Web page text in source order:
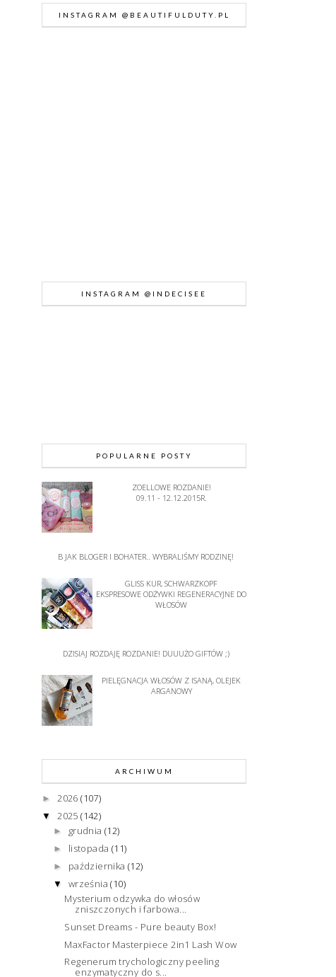
INSTAGRAM @BEAUTIFULDUTY.PL
INSTAGRAM @INDECISEE
POPULARNE POSTY
ZOELLOWE ROZDANIE!
09.11 - 12.12.2015R.
B JAK BLOGER I BOHATER.. WYBRALIŚMY RODZINĘ!
GLISS KUR, SCHWARZKOPF
EKSPRESOWE ODŻYWKI REGENERACYJNE DO
WŁOSÓW
DZISIAJ ROZDAJĘ ROZDANIE! DUUUŻO GIFTÓW ;)
PIELĘGNACJA WŁOSÓW Z ISANĄ, OLEJEK
ARGANOWY
ARCHIWUM
►2026(107)
▼ 2025(142)
► grudnia (12)
► listopada (11)
► października (12)
▼ września(10)
Mysterium odzywka do włosów
zniszczonych i farbowa...
Sunset Dreams - Pure beauty Box!
MaxFactor Masterpiece 2in1 Lash Wow
Regenerum trychologiczny peeling
enzymatyczny do s...